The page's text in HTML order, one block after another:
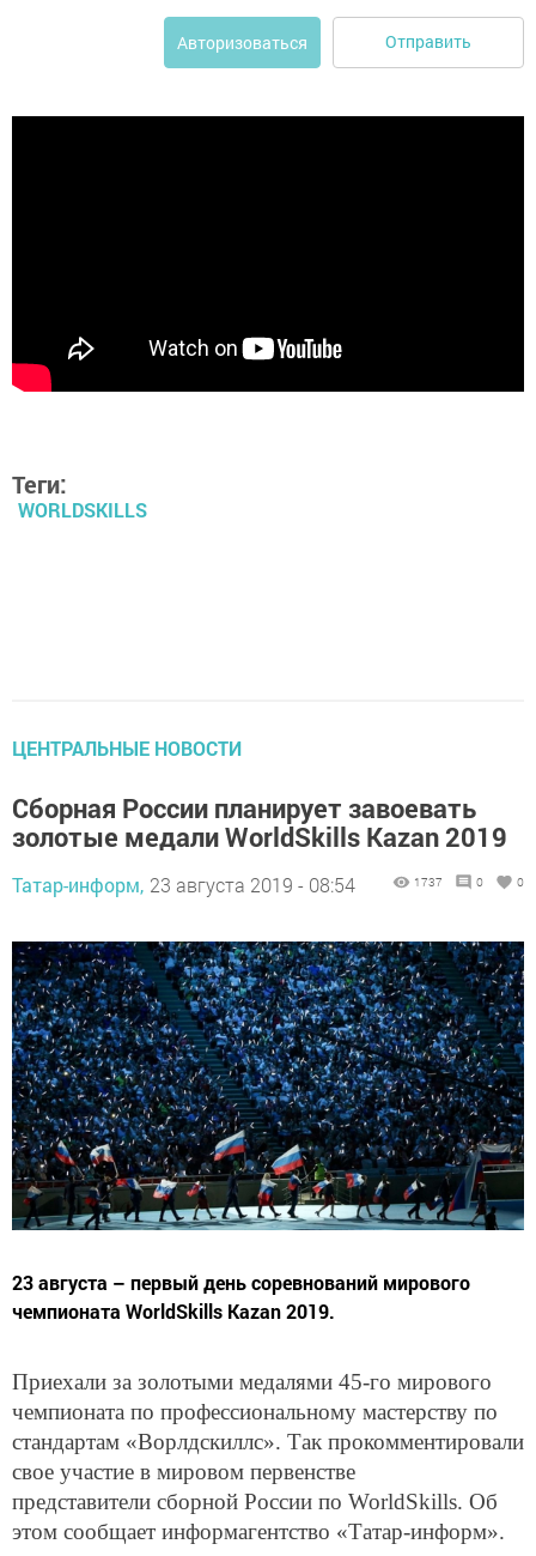
Авторизоваться Отправить
Теги:
WORLDSKILLS
ЦЕНТРАЛЬНЫЕ НОВОСТИ
Сборная России планирует завоевать
золотые медали WorldSkills Kazan 2019
Татар-информ, 23 августа 2019 - 08:54 1737 0 0
23 августа – первый день соревнований мирового
чемпионата WorldSkills Kazan 2019.
Приехали за золотыми медалями 45-го мирового
чемпионата по профессиональному мастерству по
стандартам «Ворлдскиллс». Так прокомментировали
свое участие в мировом первенстве
представители сборной России по WorldSkills. Об
этом сообщает информагентство «Татар-информ».